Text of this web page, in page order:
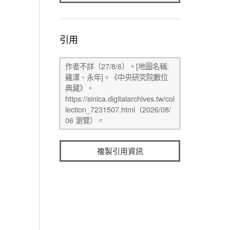
引用
複製引用資訊